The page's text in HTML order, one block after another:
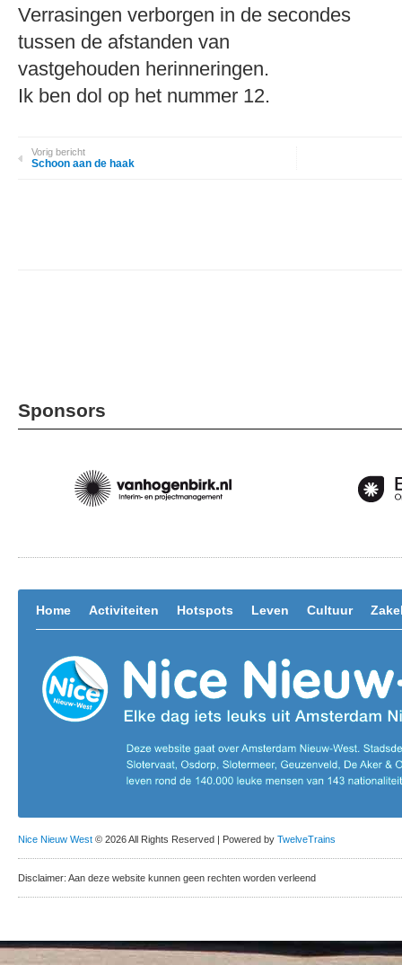
Verrasingen verborgen in de secondes
tussen de afstanden van
vastgehouden herinneringen.
Ik ben dol op het nummer 12.
Vorig bericht
Schoon aan de haak
Sponsors
Home Activiteiten Hotspots Leven Cultuur
Nice Nieuw West © 2026 All Rights Reserved | Powered by TwelveTrains
Disclaimer: Aan deze website kunnen geen rechten worden verleend